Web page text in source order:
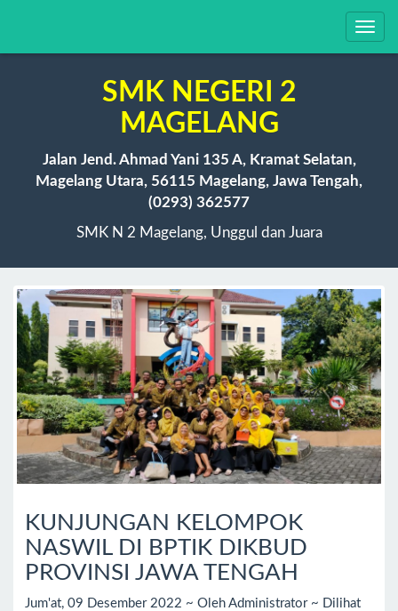
SMK NEGERI 2
MAGELANG
Jalan Jend. Ahmad Yani 135 A, Kramat Selatan,
Magelang Utara, 56115 Magelang, Jawa Tengah,
(0293) 362577
SMK N 2 Magelang, Unggul dan Juara
KUNJUNGAN KELOMPOK
NASWIL DI BPTIK DIKBUD
PROVINSI JAWA TENGAH
Jum'at, 09 Desember 2022 ~ Oleh Administrator ~ Dilihat